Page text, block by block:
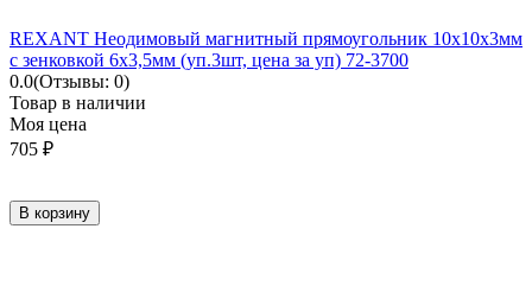
REXANT Неодимовый магнитный прямоугольник 10x10x3мм
с зенковкой 6x3,5мм (уп.3шт, цена за уп) 72-3700
0.0(Отзывы: 0)
Товар в наличии
Моя цена
705 ₽
В корзину